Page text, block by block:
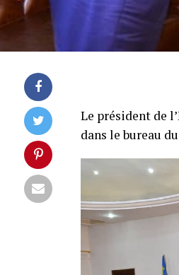
Le président de
dans le bureau